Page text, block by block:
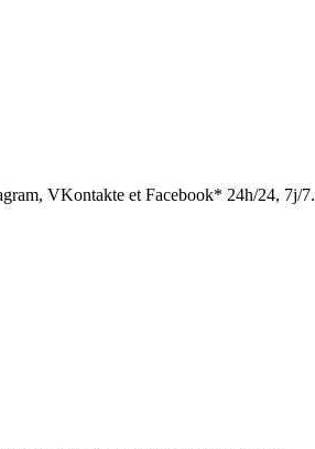
VKontakte et Facebook* 24h/24, 7j/7.